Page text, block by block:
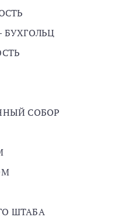
БУХГОЛЬЦ
СОБОР
ШТАБА